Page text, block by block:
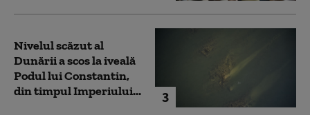
3
Nivelul scăzut al
Dunării a scos la iveală
Podul lui Constantin,
din timpul Imperiului...